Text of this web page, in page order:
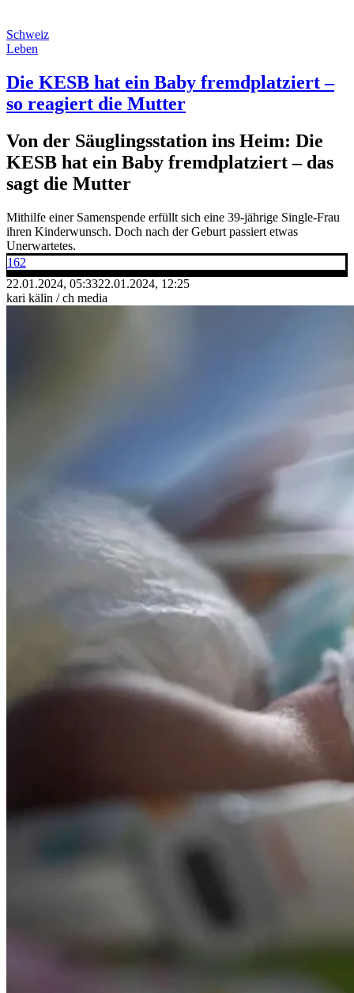
Schweiz
Leben
Die KESB hat ein Baby fremdplatziert –
so reagiert die Mutter
Von der Säuglingsstation ins Heim: Die
KESB hat ein Baby fremdplatziert – das
sagt die Mutter
Mithilfe einer Samenspende erfüllt sich eine 39-jährige Single-Frau
ihren Kinderwunsch. Doch nach der Geburt passiert etwas
Unerwartetes.
162
22.01.2024, 05:3322.01.2024, 12:25
kari kälin / ch media